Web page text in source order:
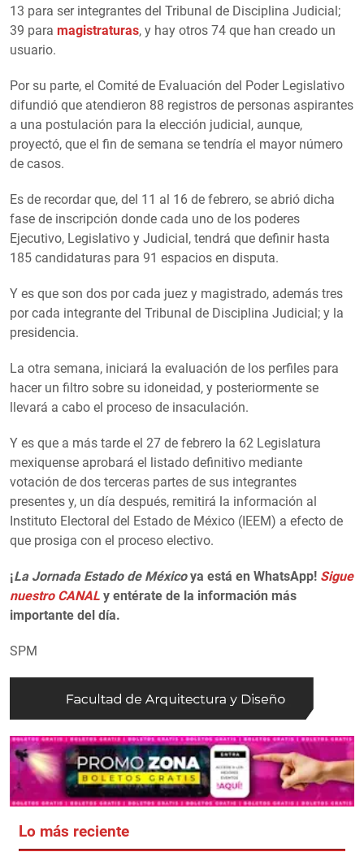
13 para ser integrantes del Tribunal de Disciplina Judicial;
39 para magistraturas, y hay otros 74 que han creado un
usuario.
Por su parte, el Comité de Evaluación del Poder Legislativo
difundió que atendieron 88 registros de personas aspirantes
a una postulación para la elección judicial, aunque,
proyectó, que el fin de semana se tendría el mayor número
de casos.
Es de recordar que, del 11 al 16 de febrero, se abrió dicha
fase de inscripción donde cada uno de los poderes
Ejecutivo, Legislativo y Judicial, tendrá que definir hasta
185 candidaturas para 91 espacios en disputa.
Y es que son dos por cada juez y magistrado, además tres
por cada integrante del Tribunal de Disciplina Judicial; y la
presidencia.
La otra semana, iniciará la evaluación de los perfiles para
hacer un filtro sobre su idoneidad, y posteriormente se
llevará a cabo el proceso de insaculación.
Y es que a más tarde el 27 de febrero la 62 Legislatura
mexiquense aprobará el listado definitivo mediante
votación de dos terceras partes de sus integrantes
presentes y, un día después, remitirá la información al
Instituto Electoral del Estado de México (IEEM) a efecto de
que prosiga con el proceso electivo.
¡La Jornada Estado de Méxicoya está en WhatsApp! Sigue
nuestro CANAL y entérate de la información más
importante del día.
SPM
Lo más reciente